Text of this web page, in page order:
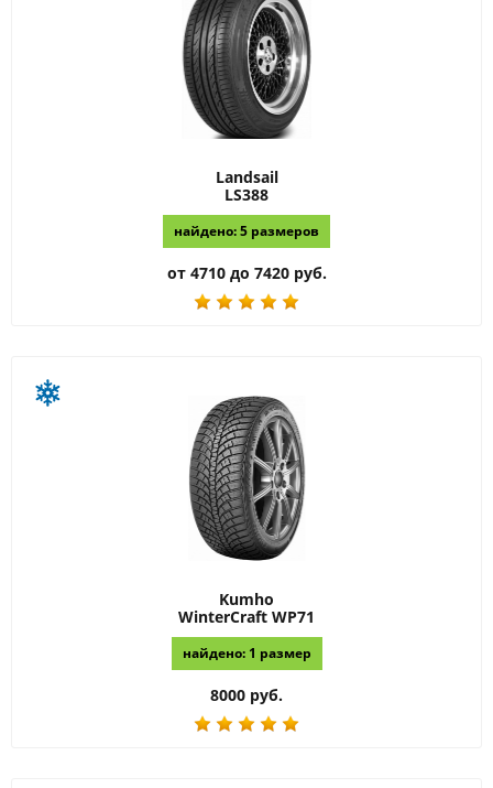
Landsail
LS388
найдено: 5 размеров
от 4710 до 7420 руб.
Kumho
WinterCraft WP71
найдено: 1 размер
8000 руб.